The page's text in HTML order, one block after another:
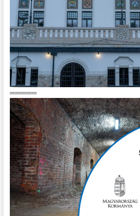
═════